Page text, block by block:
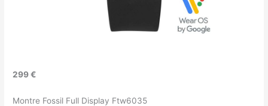
299 €
Montre Fossil Full Display Ftw6035